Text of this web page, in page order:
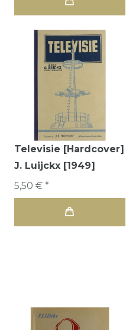
Televisie [Hardcover]
J. Luijckx [1949]
5,50 € *